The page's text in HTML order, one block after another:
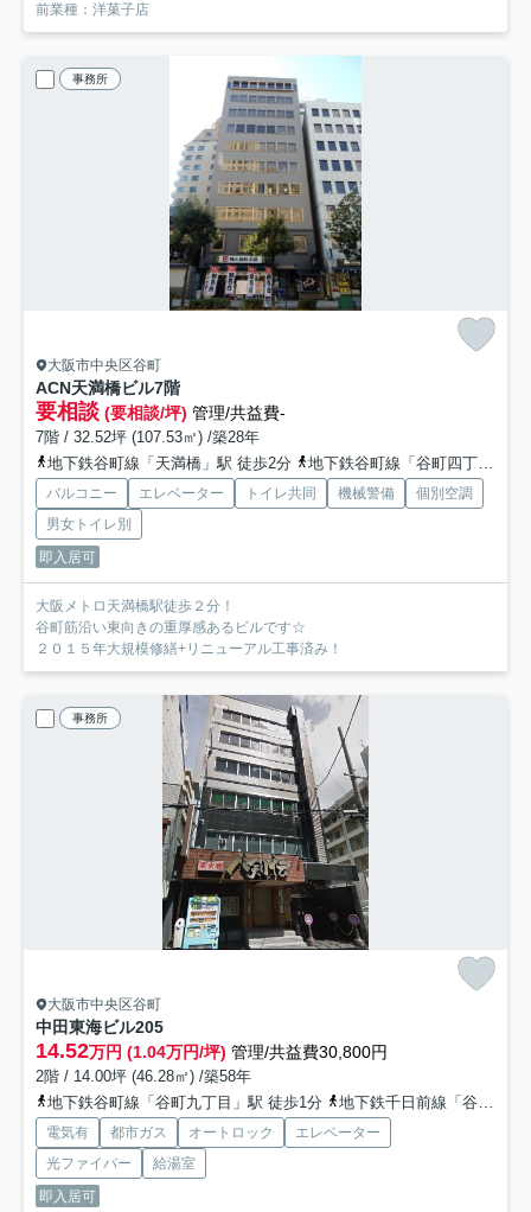
前業種：洋菓子店
事務所
大阪市中央区谷町
ACN天満橋ビル7階
要相談 (要相談/坪) 管理/共益費-
7階 / 32.52坪 (107.53㎡) /築28年
地下鉄谷町線「天満橋」駅 徒歩2分
地下鉄谷町線「谷町四丁目」駅 徒歩7分
バルコニー エレベーター トイレ共同 機械警備
個別空調
男女トイレ別
即入居可
大阪メトロ天満橋駅徒歩２分！
谷町筋沿い東向きの重厚感あるビルです☆
２０１５年大規模修繕+リニューアル工事済み！
事務所
大阪市中央区谷町
中田東海ビル205
14.52万円 (1.04万円/坪) 管理/共益費30,800円
2階 / 14.00坪 (46.28㎡) /築58年
地下鉄谷町線「谷町九丁目」駅 徒歩1分
地下鉄千日前線「谷町九丁目」駅 徒歩1分
電気有 都市ガス オートロック
エレベーター
光ファイバー
給湯室
即入居可